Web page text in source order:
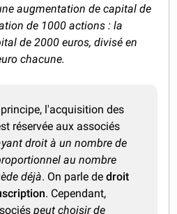
augmentation de capital de
de 1000 actions : la
de 2000 euros, divisé en
chacune.
principe, l'acquisition des
réservée aux associés
droit à un nombre de
au nombre
déjà. On parle dedroit
. Cependant,
peut choisir de